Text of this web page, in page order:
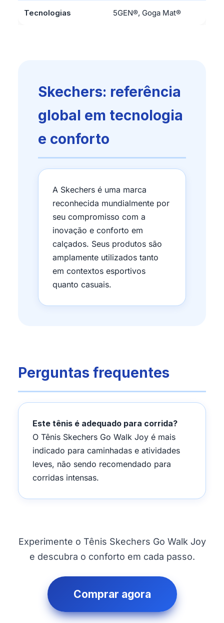
Tecnologias 5GEN®, Goga Mat®
Skechers: referência
global em tecnologia
e conforto
A Skechers é uma marca
reconhecida mundialmente por
seu compromisso com a
inovação e conforto em
calçados. Seus produtos são
amplamente utilizados tanto
em contextos esportivos
quanto casuais.
Perguntas frequentes
Este tênis é adequado para corrida?
O Tênis Skechers Go Walk Joy é mais
indicado para caminhadas e atividades
leves, não sendo recomendado para
corridas intensas.
Experimente o Tênis Skechers Go Walk Joy
e descubra o conforto em cada passo.
Comprar agora